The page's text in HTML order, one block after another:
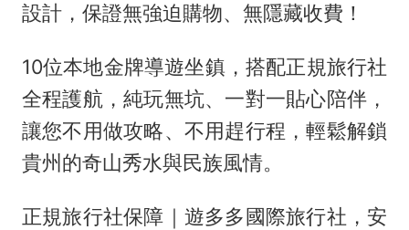
設計，保證無強迫購物、無隱藏收費！
10位本地金牌導遊坐鎮，搭配正規旅行社
全程護航，純玩無坑、一對一貼心陪伴，
讓您不用做攻略、不用趕行程，輕鬆解鎖
貴州的奇山秀水與民族風情。
正規旅行社保障｜遊多多國際旅行社，安